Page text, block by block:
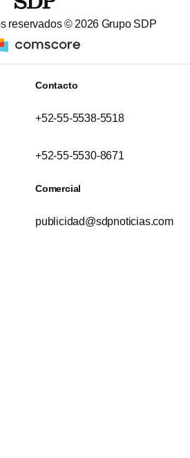
reservados © 2026 Grupo SDP
Contacto
+52-55-5538-5518
+52-55-5530-8671
Comercial
publicidad@sdpnoticias.com